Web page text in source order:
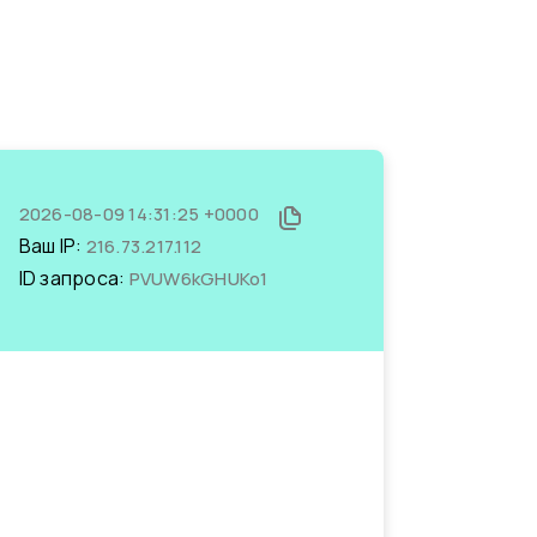
2026-08-09 14:31:25 +0000
Ваш IP: 216.73.217.112
ID запроса: PVUW6kGHUKo1